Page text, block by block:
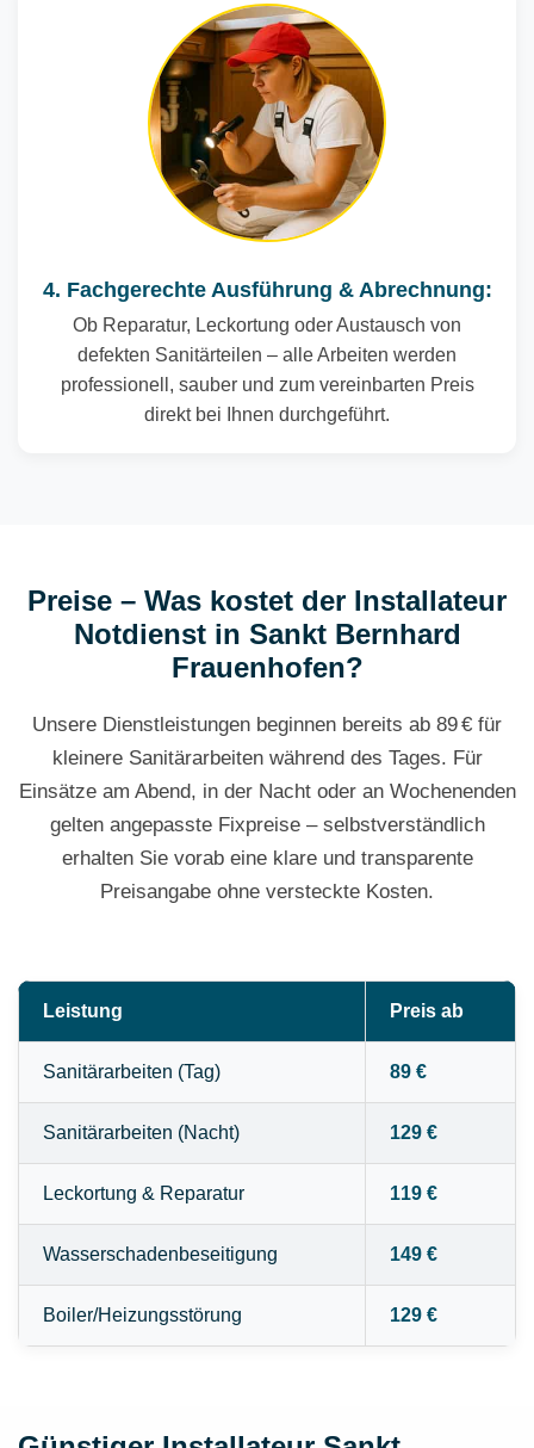
4. Fachgerechte Ausführung & Abrechnung:
Ob Reparatur, Leckortung oder Austausch von
defekten Sanitärteilen – alle Arbeiten werden
professionell, sauber und zum vereinbarten Preis
direkt bei Ihnen durchgeführt.
Preise – Was kostet der Installateur
Notdienst in Sankt Bernhard
Frauenhofen?
Unsere Dienstleistungen beginnen bereits ab 89 € für
kleinere Sanitärarbeiten während des Tages. Für
Einsätze am Abend, in der Nacht oder an Wochenenden
gelten angepasste Fixpreise – selbstverständlich
erhalten Sie vorab eine klare und transparente
Preisangabe ohne versteckte Kosten.
Leistung Preis ab
Sanitärarbeiten (Tag) 89 €
Sanitärarbeiten (Nacht) 129 €
Leckortung & Reparatur 119 €
Wasserschadenbeseitigung 149 €
Boiler/Heizungsstörung 129 €